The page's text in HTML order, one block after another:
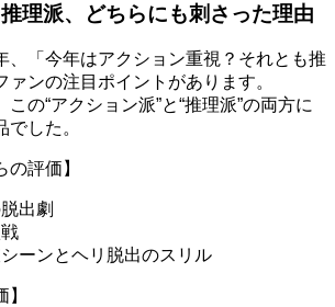
理派、どちらにも刺さった理由
、「今年はアクション重視？それとも推
ンの注目ポイントがあります。
この“アクション派”と“推理派”の両方に
した。
の評価】
出劇
ーンとヘリ脱出のスリル